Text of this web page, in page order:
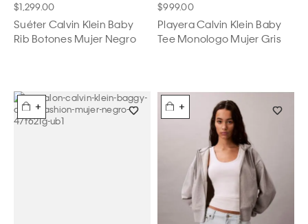
$1,299.00
Suéter Calvin Klein Baby
Rib Botones Mujer Negro
$999.00
Playera Calvin Klein Baby
Tee Monologo Mujer Gris
+ +